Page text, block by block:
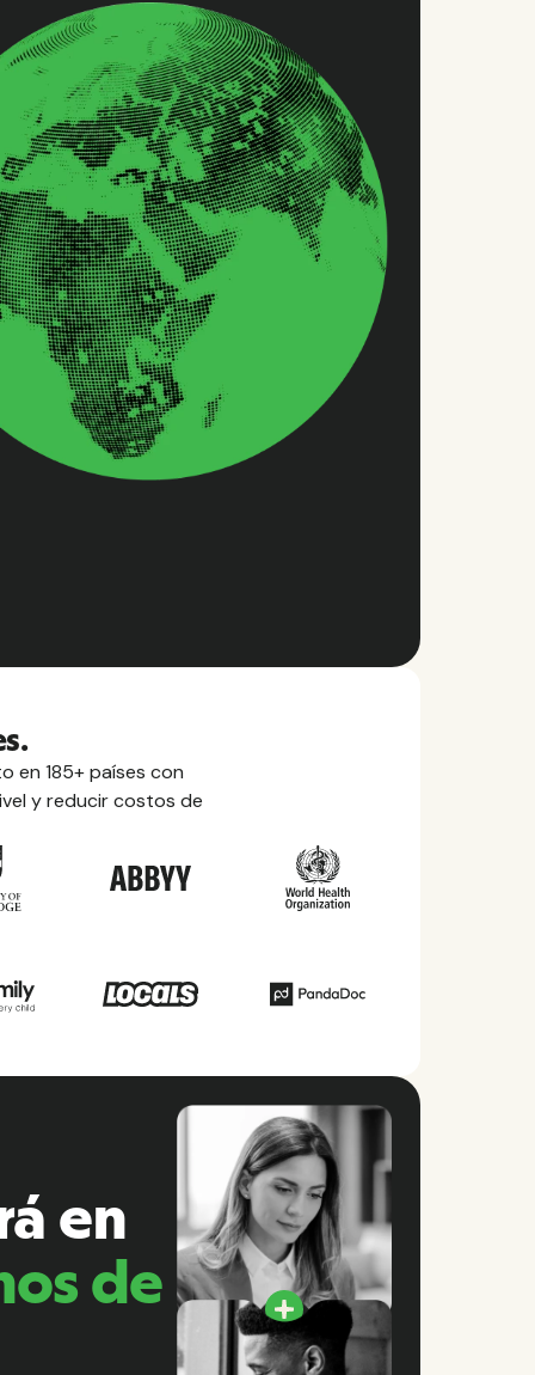
países
lo que necesita saber sobre
locales, permisos, prestaciones sanitarias
los países
en 185+ países con
y reducir costos de
en
de